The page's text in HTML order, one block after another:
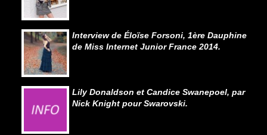
Interview de Éloïse Forsoni, 1ère Dauphine
de Miss Internet Junior France 2014.
Lily Donaldson et Candice Swanepoel, par
Nick Knight pour Swarovski.